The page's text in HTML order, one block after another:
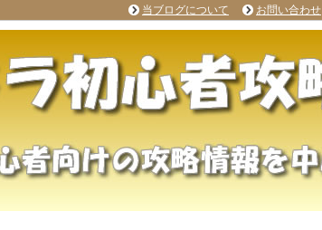
当ブログについて お問い合わせ